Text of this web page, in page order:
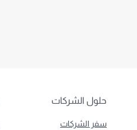
حلول الشركات
سفر الشركات